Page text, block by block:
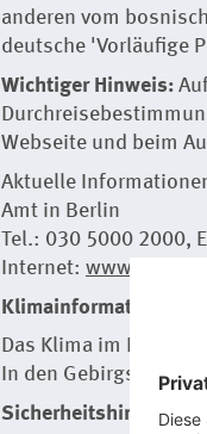
anderen vom
deutsche 'Vorläufige
Wichtiger Hinweis:
Webseite und beim
Aktuelle
Amt in Berlin
Tel.: 030 5000 2000,
Internet:
Klimainformationen
Das Klima im
In den
Sicherheitshinweis: